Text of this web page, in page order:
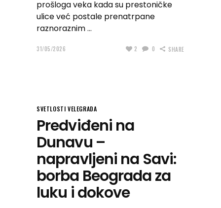
prošloga veka kada su prestoničke
ulice već postale prenatrpane
raznoraznim
31/05/2026 2 0 SHARE
SVETLOSTI VELEGRADA
Predviđeni na
Dunavu –
napravljeni na Savi:
borba Beograda za
luku i dokove